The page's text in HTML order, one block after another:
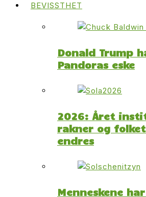
BEVISSTHET
Donald Trump
Pandoras eske
2026: Året
rakner og
endres
Menneskene